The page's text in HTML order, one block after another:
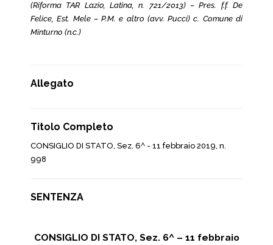
(Riforma TAR Lazio, Latina, n. 721/2013) – Pres. f.f. De
Felice, Est. Mele – P.M. e altro (avv. Pucci) c. Comune di
Minturno (n.c.)
Allegato
Titolo Completo
CONSIGLIO DI STATO, Sez. 6^ - 11 febbraio 2019, n.
998
SENTENZA
CONSIGLIO DI STATO, Sez. 6^ – 11 febbraio